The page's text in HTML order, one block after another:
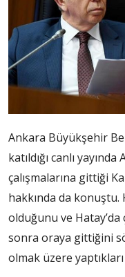
Ankara Büyükşehir
katıldığı canlı
çalışmalarına gittiği
hakkında da konuştu.
olduğunu ve Hatay’da
sonra oraya gittiğini
olmak üzere